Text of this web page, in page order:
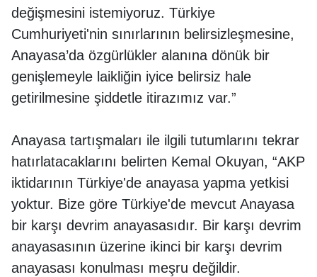
değişmesini istemiyoruz. Türkiye
Cumhuriyeti'nin sınırlarının belirsizleşmesine,
Anayasa’da özgürlükler alanına dönük bir
genişlemeyle laikliğin iyice belirsiz hale
getirilmesine şiddetle itirazımız var.”
Anayasa tartışmaları ile ilgili tutumlarını tekrar
hatırlatacaklarını belirten Kemal Okuyan, “AKP
iktidarının Türkiye'de anayasa yapma yetkisi
yoktur. Bize göre Türkiye'de mevcut Anayasa
bir karşı devrim anayasasıdır. Bir karşı devrim
anayasasının üzerine ikinci bir karşı devrim
anayasası konulması meşru değildir.